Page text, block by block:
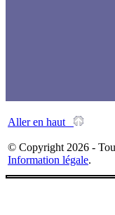
Aller en haut
© Copyright 2026 -
Information légale.